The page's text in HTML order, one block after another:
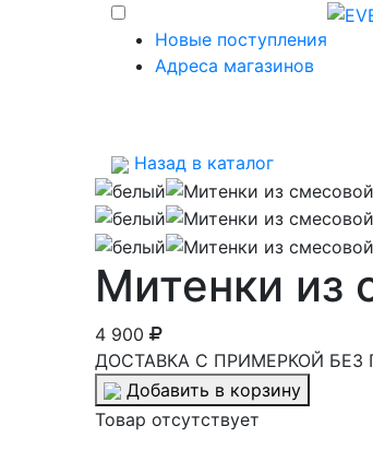
Новые поступления
Адреса магазинов
Назад в каталог
Митенки из
4 900
ДОСТАВКА С ПРИМЕРКОЙ БЕЗ
Добавить в корзину
Товар отсутствует